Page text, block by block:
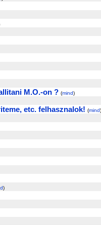
M.O.-on ? (mind)
etc. felhasznalok! (mind)
)